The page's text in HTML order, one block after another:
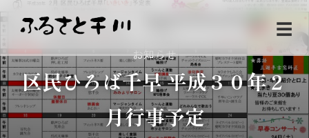
☰
お知らせ
区民ひろば千早 平成３０年２
月行事予定